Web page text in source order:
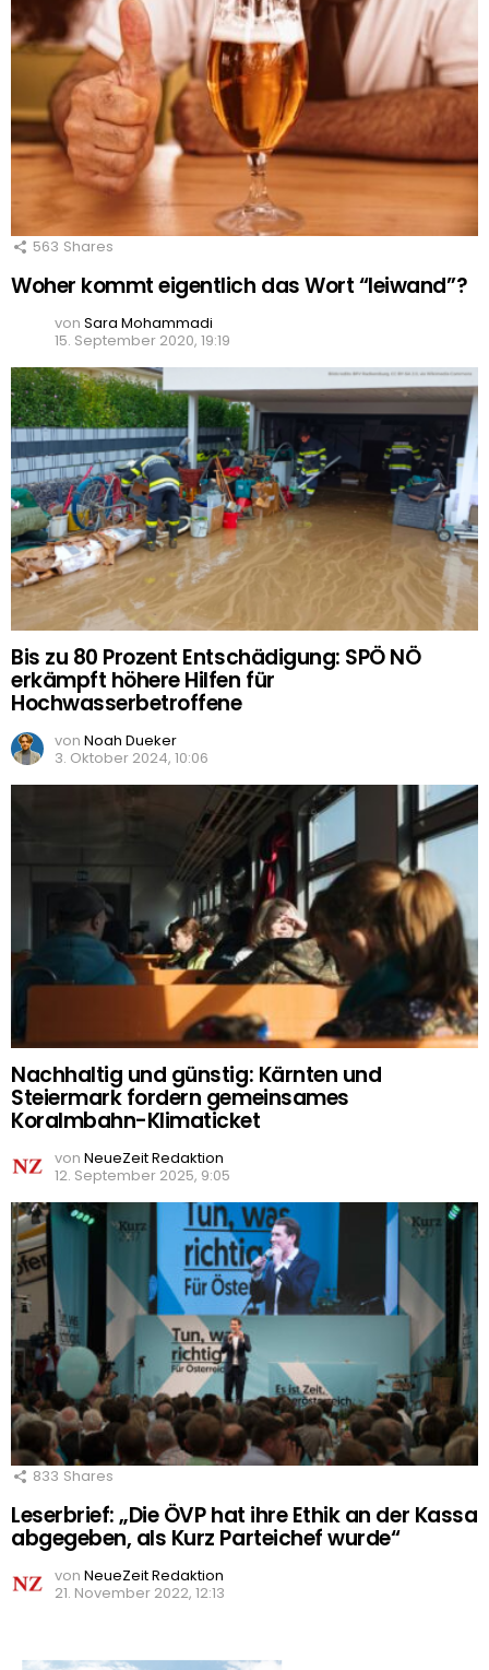
563 Shares
Woher kommt eigentlich das Wort “leiwand”?
von Sara Mohammadi
15. September 2020, 19:19
Bis zu 80 Prozent Entschädigung: SPÖ NÖ
erkämpft höhere Hilfen für
Hochwasserbetroffene
von Noah Dueker
3. Oktober 2024, 10:06
Nachhaltig und günstig: Kärnten und
Steiermark fordern gemeinsames
Koralmbahn-Klimaticket
von NeueZeit Redaktion
12. September 2025, 9:05
833 Shares
Leserbrief: „Die ÖVP hat ihre Ethik an der Kassa
abgegeben, als Kurz Parteichef wurde“
von NeueZeit Redaktion
21. November 2022, 12:13